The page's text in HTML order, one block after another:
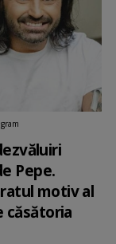
Pepe.
motiv al
căsătoria